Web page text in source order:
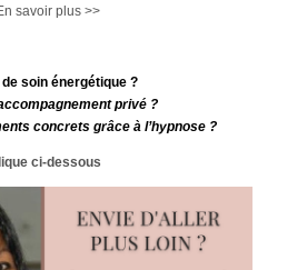
savoir plus >>
de soin énergétique ?
privé ?
concrets grâce à l’hypnose ?
ci-dessous